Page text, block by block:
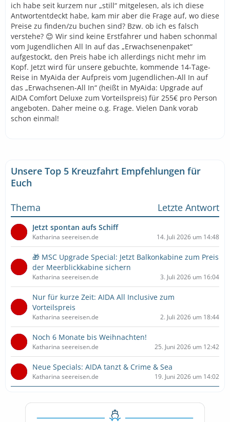
ich habe seit kurzem nur „still“ mitgelesen, als ich diese
Antwortentdeckt habe, kam mir aber die Frage auf, wo diese
Preise zu finden/zu buchen sind? Bzw. ob ich es falsch
verstehe? 😊 Wir sind keine Erstfahrer und haben schonmal
vom Jugendlichen All In auf das „Erwachsenenpaket“
aufgestockt, den Preis habe ich allerdings nicht mehr im
Kopf. Jetzt wird für unsere gebuchte, kommende 14-Tage-
Reise in MyAida der Aufpreis vom Jugendlichen-All In auf
das „Erwachsenen-All In“ (heißt in MyAida: Upgrade auf
AIDA Comfort Deluxe zum Vorteilspreis) für 255€ pro Person
angeboten. Daher meine o.g. Frage. Vielen Dank vorab
schon einmal!
Unsere Top 5 Kreuzfahrt Empfehlungen für
Euch
Thema
Letzte Antwort
Jetzt spontan aufs Schiff
Katharina seereisen.de 14. Juli 2026 um 14:48
🎁 MSC Upgrade Special: Jetzt Balkonkabine zum Preis
der Meerblickkabine sichern
Katharina seereisen.de 3. Juli 2026 um 16:04
Nur für kurze Zeit: AIDA All Inclusive zum
Vorteilspreis
Katharina seereisen.de 2. Juli 2026 um 18:44
Noch 6 Monate bis Weihnachten!
Katharina seereisen.de 25. Juni 2026 um 12:42
Neue Specials: AIDA tanzt & Crime & Sea
Katharina seereisen.de 19. Juni 2026 um 14:02